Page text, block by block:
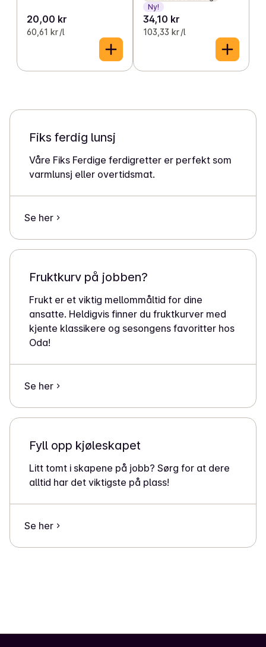
20,00 kr
60,61 kr /l
Ny!
34,10 kr
103,33 kr /l
Fiks ferdig lunsj
Våre Fiks Ferdige ferdigretter er perfekt som
varmlunsj eller overtidsmat.
Se her
Fruktkurv på jobben?
Frukt er et viktig mellommåltid for dine
ansatte. Heldigvis finner du fruktkurver med
kjente klassikere og sesongens favoritter hos
Oda!
Se her
Fyll opp kjøleskapet
Litt tomt i skapene på jobb? Sørg for at dere
alltid har det viktigste på plass!
Se her